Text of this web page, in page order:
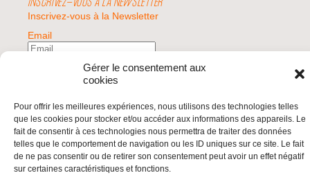
Gérer le consentement aux
cookies
Pour offrir les meilleures expériences, nous utilisons des technologies telles
que les cookies pour stocker et/ou accéder aux informations des appareils. Le
fait de consentir à ces technologies nous permettra de traiter des données
telles que le comportement de navigation ou les ID uniques sur ce site. Le fait
de ne pas consentir ou de retirer son consentement peut avoir un effet négatif
sur certaines caractéristiques et fonctions.
Inscrivez-vous à la Newsletter
Email
Valider
© 2026 | BDS France | Boycott Désinvestissement Sanctions, la réponse
citoyenne et non-violente à l'impunité d'Israël |